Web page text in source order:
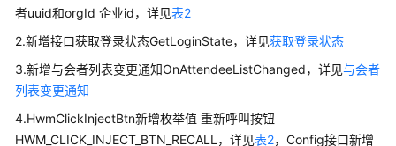
理
指
南
频
者uuid和orgId 企业id，详见表2
2.新增接口获取登录状态GetLoginState，详见获取登录状态
3.新增与会者列表变更通知OnAttendeeListChanged，详见与会者
列表变更通知
4.HwmClickInjectBtn新增枚举值 重新呼叫按钮
HWM_CLICK_INJECT_BTN_RECALL，详见表2，Config接口新增